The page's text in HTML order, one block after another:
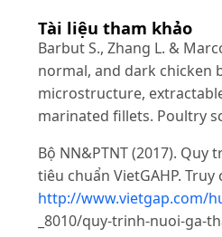
Tài liệu tham khảo
Barbut S., Zhang L. &
normal, and dark chicken
microstructure,
marinated fillets. Poultry
Bộ NN&PTNT (2017).
tiêu chuẩn VietGAHP. Truy
http://www.vietgap.com/
_8010/quy-trinh-nuoi-ga-